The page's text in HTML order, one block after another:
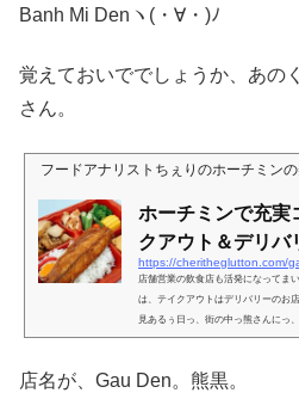
Banh Mi Denヽ(・∀・)ﾉ
覚えておいででしょうか、あの
さん。
フードアナリストちぇりのホーチミン
ホーチミンで充実
クアウト＆デリバ
https://cheritheglutton.com/
店舗営業の飲食店も活発になってま
は、テイクアウトはデリバリーのお
見あるぅ日っ、街の中っ熊さんにっ
わず 持ーちーかーえーりー(^・^)と
見逃せないっ(๑•̀ㅂ•́)و✧ってか、まさかそれが理由というわけじゃないのですが
店名が、Gau Den。熊黒。